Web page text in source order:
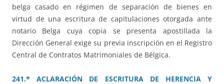
belga casado en régimen de separación de bienes en
virtud de una escritura de capitulaciones otorgada ante
notario Belga cuya copia se presenta apostillada la
Dirección General exige su previa inscripción en el Registro
Central de Contratos Matrimoniales de Bélgica.
241.* ACLARACIÓN DE ESCRITURA DE HERENCIA Y